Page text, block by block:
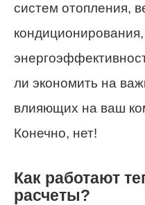
систем отопления,
ли экономить на
влияющих на ваш
Конечно, нет!
Как работают
расчеты?